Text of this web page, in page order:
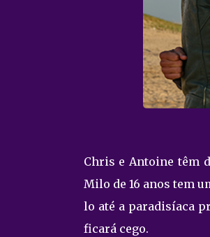
Chris e Antoine têm
Milo de 16 anos tem
lo até a paradisíaca
ficará cego.